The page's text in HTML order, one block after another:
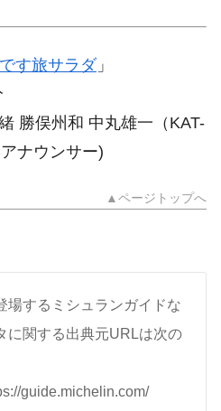
す旅サラダ 」
勝俣州和 中丸雄一（KAT-
ナウンサー)
▲ページトップへ
場するミシュランガイドな
に関する出典元URLは次の
guide.michelin.com/